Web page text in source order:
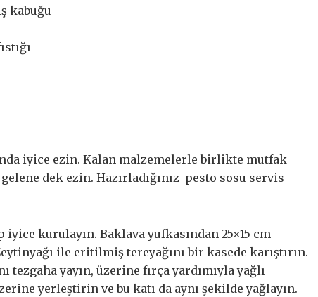
kabuğu
iyice ezin. Kalan malzemelerle birlikte mutfak
dek ezin. Hazırladığınız pesto sosu servis
kurulayın. Baklava yufkasından 25×15 cm
ile eritilmiş tereyağını bir kasede karıştırın.
tezgaha yayın, üzerine fırça yardımıyla yağlı
yerleştirin ve bu katı da aynı şekilde yağlayın.